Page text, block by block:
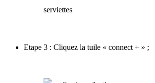
Etape 3 : Cliquez la tuile « connect + » ;